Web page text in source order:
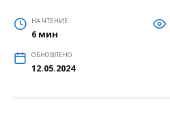
НА ЧТЕНИЕ
6 мин
ОБНОВЛЕНО
12.05.2024